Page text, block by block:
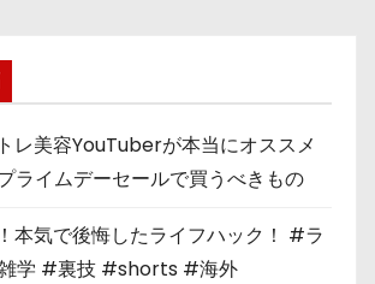
レ美容YouTuberが本当にオススメ
ライムデーセールで買うべきもの
本気で後悔したライフハック！ #ラ
学 #裏技 #shorts #海外